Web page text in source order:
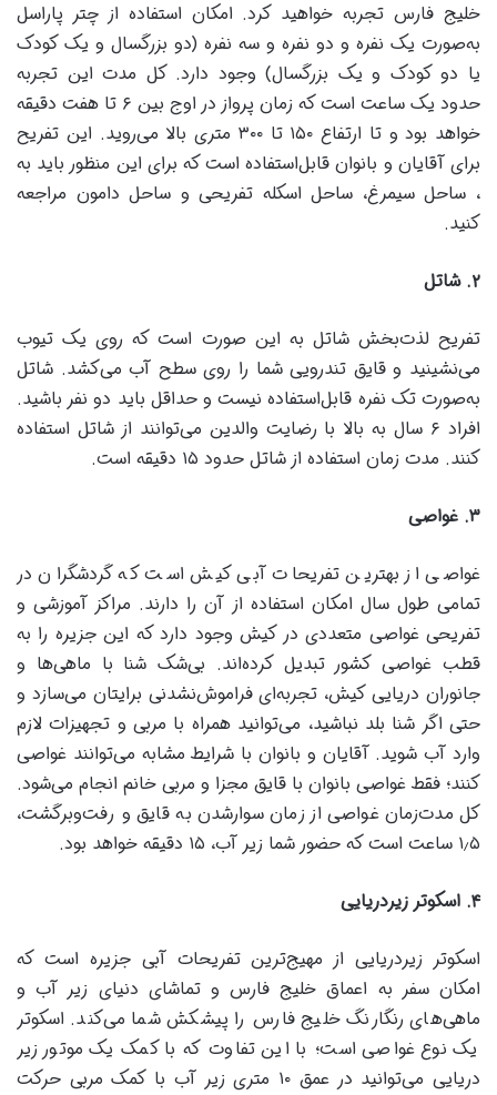
خلیج فارس تجربه خواهید کرد. امکان استفاده از چتر پاراسل
به‌صورت یک نفره و دو نفره و سه نفره (دو بزرگسال و یک کودک
یا دو کودک و یک بزرگسال) وجود دارد. کل مدت این تجربه
حدود یک ساعت است که زمان پرواز در اوج بین ۶ تا هفت دقیقه
خواهد بود و تا ارتفاع ۱۵۰ تا ۳۰۰ متری بالا می‌روید. این تفریح
برای آقایان و بانوان قابل‌استفاده است که برای این منظور باید به
، ساحل سیمرغ، ساحل اسکله تفریحی و ساحل دامون مراجعه
کنید.
۲.شاتل
تفریح لذت‌بخش شاتل به این صورت است که روی یک تیوب
می‌نشینید و قایق تندرویی شما را روی سطح آب می‌کشد. شاتل
به‌صورت تک نفره قابل‌استفاده نیست و حداقل باید دو نفر باشید.
افراد ۶ سال به بالا با رضایت والدین می‌توانند از شاتل استفاده
کنند. مدت زمان استفاده از شاتل حدود ۱۵ دقیقه است.
۳. غواصی
غواصی از بهترین تفریحات آبی کیش است که گردشگران در
تمامی طول سال امکان استفاده از آن را دارند. مراکز آموزشی و
تفریحی غواصی متعددی در کیش وجود دارد که این جزیره را به
قطب غواصی کشور تبدیل کرده‌اند. بی‌شک شنا با ماهی‌ها و
جانوران دریایی کیش، تجربه‌ای فراموش‌نشدنی برایتان می‌سازد و
حتی اگر شنا بلد نباشید، می‌توانید همراه با مربی و تجهیزات لازم
وارد آب شوید. آقایان و بانوان با شرایط مشابه می‌توانند غواصی
کنند؛ فقط غواصی بانوان با قایق مجزا و مربی خانم انجام می‌شود.
کل مدت‌زمان غواصی از زمان سوارشدن به قایق و رفت‌وبرگشت،
۱٫۵ ساعت است که حضور شما زیر آب، ۱۵ دقیقه خواهد بود.
۴. اسکوتر زیردریایی
اسکوتر زیردریایی از مهیج‌ترین تفریحات آبی جزیره است که
امکان سفر به اعماق خلیج فارس و تماشای دنیای زیر آب و
ماهی‌های رنگارنگ خلیج فارس را پیشکش شما می‌کند. اسکوتر
یک نوع غواصی است؛ با این تفاوت که با کمک یک موتور زیر
دریایی می‌توانید در عمق ۱۰ متری زیر آب با کمک مربی حرکت